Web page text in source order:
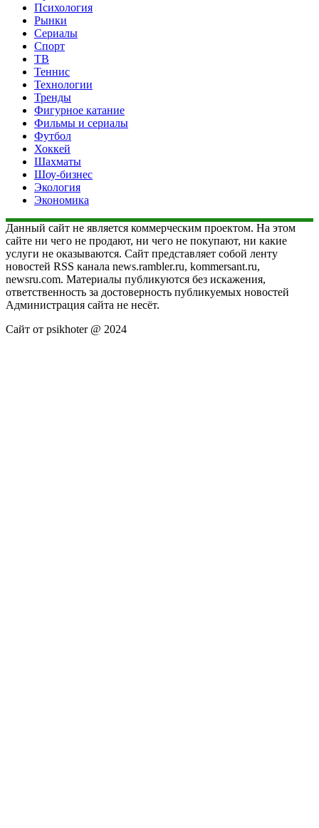
Психология
Рынки
Сериалы
Спорт
ТВ
Теннис
Технологии
Тренды
Фигурное катание
Фильмы и сериалы
Футбол
Хоккей
Шахматы
Шоу-бизнес
Экология
Экономика
Данный сайт не является коммерческим проектом. На этом
сайте ни чего не продают, ни чего не покупают, ни какие
услуги не оказываются. Сайт представляет собой ленту
новостей RSS канала news.rambler.ru, kommersant.ru,
newsru.com. Материалы публикуются без искажения,
ответственность за достоверность публикуемых новостей
Администрация сайта не несёт.
Сайт от psikhoter @ 2024